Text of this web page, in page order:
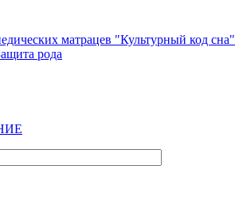
матрацев "Культурный код сна"
рода